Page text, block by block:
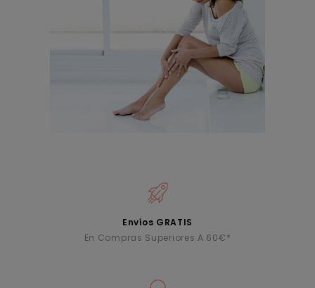
Envíos GRATIS
En Compras Superiores A 60€*